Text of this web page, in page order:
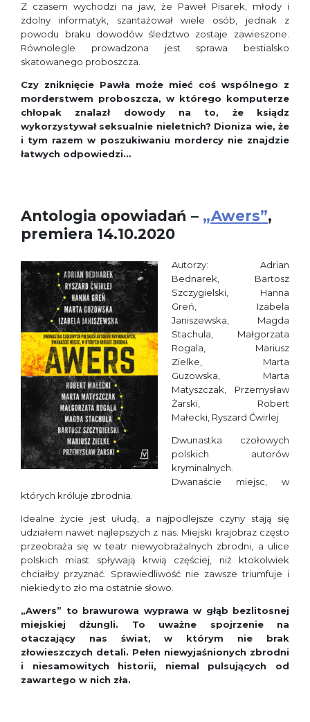
Z czasem wychodzi na jaw, że Paweł Pisarek, młody i
zdolny informatyk, szantażował wiele osób, jednak z
powodu braku dowodów śledztwo zostaje zawieszone.
Równolegle prowadzona jest sprawa bestialsko
skatowanego proboszcza.
Czy zniknięcie Pawła może mieć coś wspólnego z
morderstwem proboszcza, w którego komputerze
chłopak znalazł dowody na to, że ksiądz
wykorzystywał seksualnie nieletnich? Dioniza wie, że
i tym razem w poszukiwaniu mordercy nie znajdzie
łatwych odpowiedzi…
Antologia opowiadań – „Awers”,
premiera 14.10.2020
Autorzy: Adrian
Bednarek, Bartosz
Szczygielski, Hanna
Greń, Izabela
Janiszewska, Magda
Stachula, Małgorzata
Rogala, Mariusz
Zielke, Marta
Guzowska, Marta
Matyszczak, Przemysław
Żarski, Robert
Małecki, Ryszard Ćwirlej
Dwunastka czołowych
polskich autorów
kryminalnych.
Dwanaście miejsc, w
których króluje zbrodnia.
Idealne życie jest ułudą, a najpodlejsze czyny stają się
udziałem nawet najlepszych z nas. Miejski krajobraz często
przeobraża się w teatr niewyobrażalnych zbrodni, a ulice
polskich miast spływają krwią częściej, niż ktokolwiek
chciałby przyznać. Sprawiedliwość nie zawsze triumfuje i
niekiedy to zło ma ostatnie słowo.
„Awers” to brawurowa wyprawa w głąb bezlitosnej
miejskiej dżungli. To uważne spojrzenie na
otaczający nas świat, w którym nie brak
złowieszczych detali. Pełen niewyjaśnionych zbrodni
i niesamowitych historii, niemal pulsujących od
zawartego w nich zła.